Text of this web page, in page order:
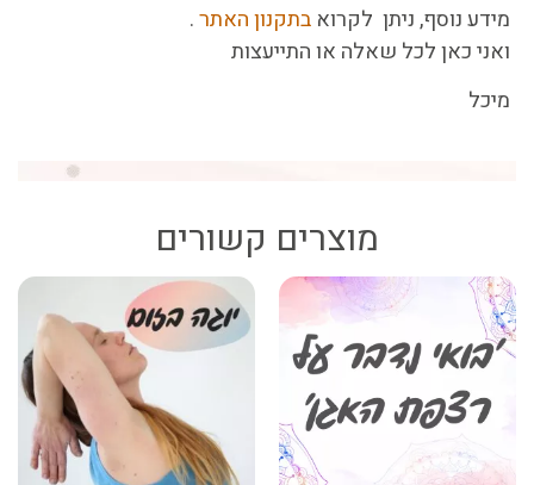
מידע נוסף, ניתן לקרוא בתקנון האתר.
ואני כאן לכל שאלה או התייעצות
מיכל
מוצרים קשורים